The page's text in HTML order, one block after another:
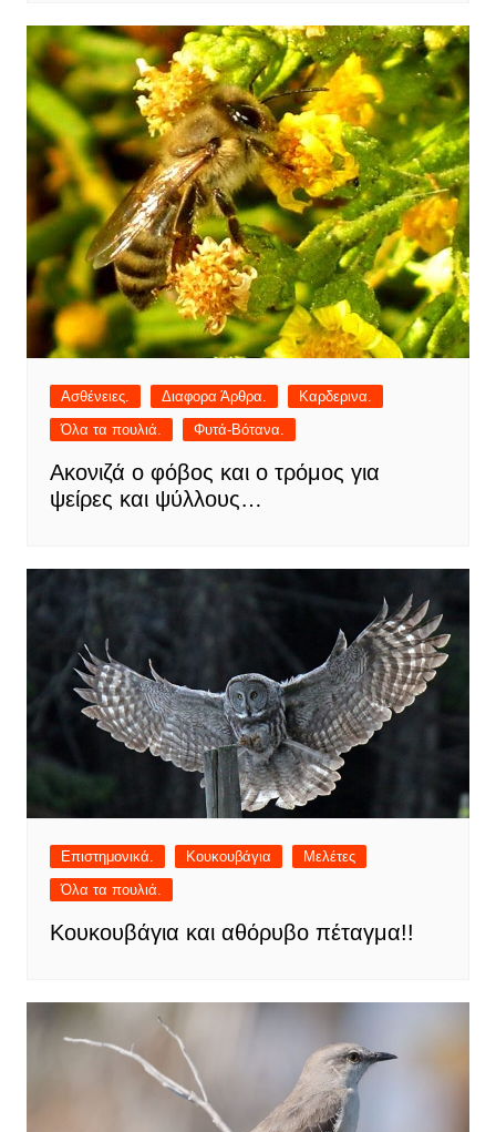
Ασθένειες. Διαφορα Άρθρα.
Καρδερινα.
Όλα τα πουλιά.
Φυτά-Βότανα.
Ακονιζά ο φόβος και ο τρόμος για
ψείρες και ψύλλους…
Επιστημονικά. Κουκουβάγια
Μελέτες
Όλα τα πουλιά.
Κουκουβάγια και αθόρυβο πέταγμα!!